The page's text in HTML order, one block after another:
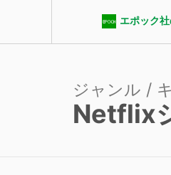
エポック
エポック社パズルク
ジャンル /
Netflix